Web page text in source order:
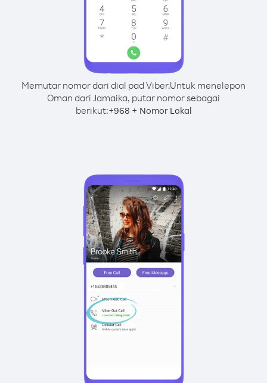
Memutar nomor dari dial pad Viber.Untuk menelepon
Oman dari Jamaika, putar nomor sebagai
berikut:+968 + Nomor Lokal